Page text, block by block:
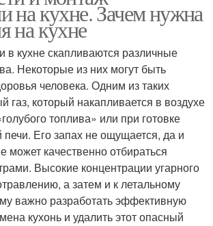
на кухне. Зачем нужна
на кухне
в кухне скапливаются различные
Некоторые из них могут быть
человека. Одним из таких
газ, который накапливается в воздухе
топлива» или при готовке
Его запах не ощущается, да и
может качественно отбираться
Высокие концентрации угарного
а затем и к летальному
важно разработать эффективную
кухонь и удалить этот опасный